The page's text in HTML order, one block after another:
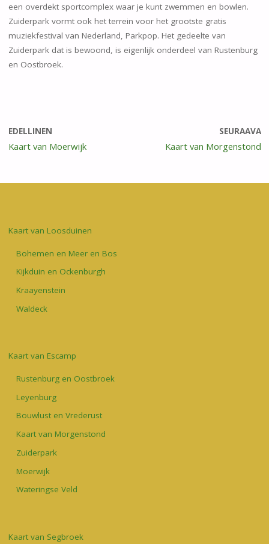
een overdekt sportcomplex waar je kunt zwemmen en bowlen.
Zuiderpark vormt ook het terrein voor het grootste gratis
muziekfestival van Nederland, Parkpop. Het gedeelte van
Zuiderpark dat is bewoond, is eigenlijk onderdeel van Rustenburg
en Oostbroek.
EDELLINEN
Kaart van Moerwijk
SEURAAVA
Kaart van Morgenstond
Kaart van Loosduinen
Bohemen en Meer en Bos
Kijkduin en Ockenburgh
Kraayenstein
Waldeck
Kaart van Escamp
Rustenburg en Oostbroek
Leyenburg
Bouwlust en Vrederust
Kaart van Morgenstond
Zuiderpark
Moerwijk
Wateringse Veld
Kaart van Segbroek